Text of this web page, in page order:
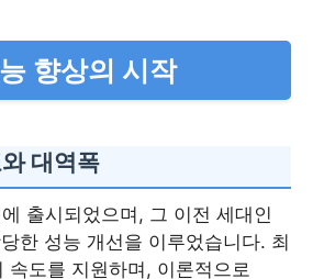
향상의 시작
대역폭
출시되었으며, 그 이전 세대인
한 성능 개선을 이루었습니다. 최
도를 지원하며, 이론적으로